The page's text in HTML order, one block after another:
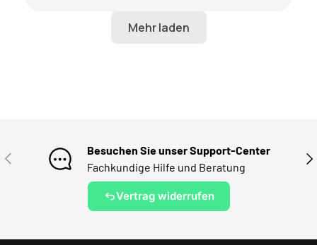
VORHERIGE
Besuchen Sie unser Support-Center
Fachkundige Hilfe und Beratung
Vertrag widerrufen